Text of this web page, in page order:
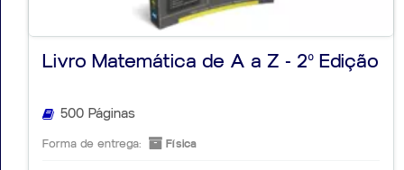
Livro Matemática de A a Z - 2º Edição
500 Páginas
Forma de entrega: Física